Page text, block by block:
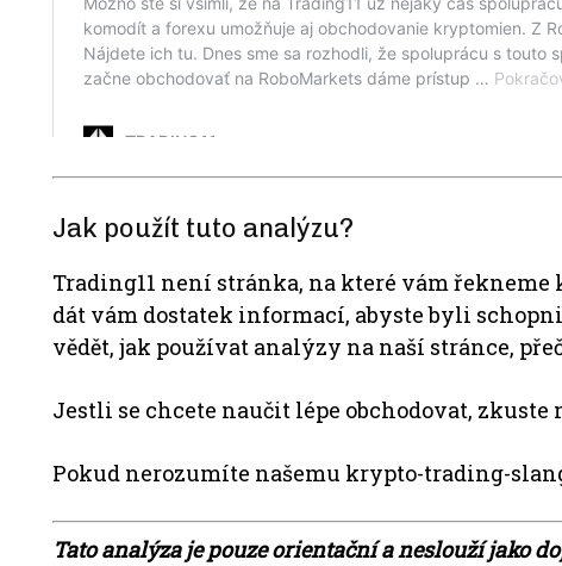
Jak použít tuto analýzu?
Trading11 není stránka, na které vám
dát vám dostatek informací, abyste byli
vědět, jak používat analýzy na naší stránce,
Jestli se chcete naučit lépe obchodovat, zkuste
Pokud nerozumíte našemu krypto-trading-
Tato analýza je pouze orientační a neslouží jako